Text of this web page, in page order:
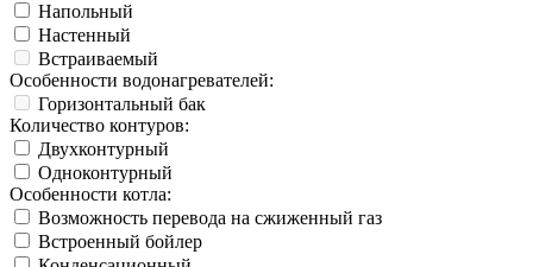
Напольный
Настенный
Встраиваемый
Особенности водонагревателей:
Горизонтальный бак
Количество контуров:
Двухконтурный
Одноконтурный
Особенности котла:
Возможность перевода на сжиженный газ
Встроенный бойлер